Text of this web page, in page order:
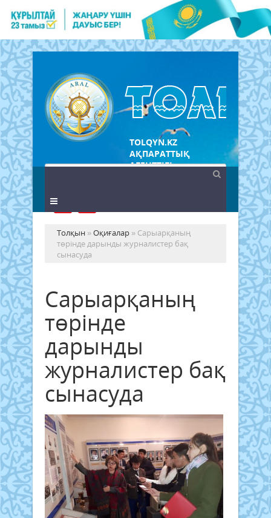
TOLQYN.KZ
АҚПАРАТТЫҚ
АГЕНТТІГІ
Толқын »Оқиғалар » Сарыарқаның
төрінде дарынды журналистер бақ
сынасуда
Сарыарқаның
төрінде
дарынды
журналистер бақ
сынасуда